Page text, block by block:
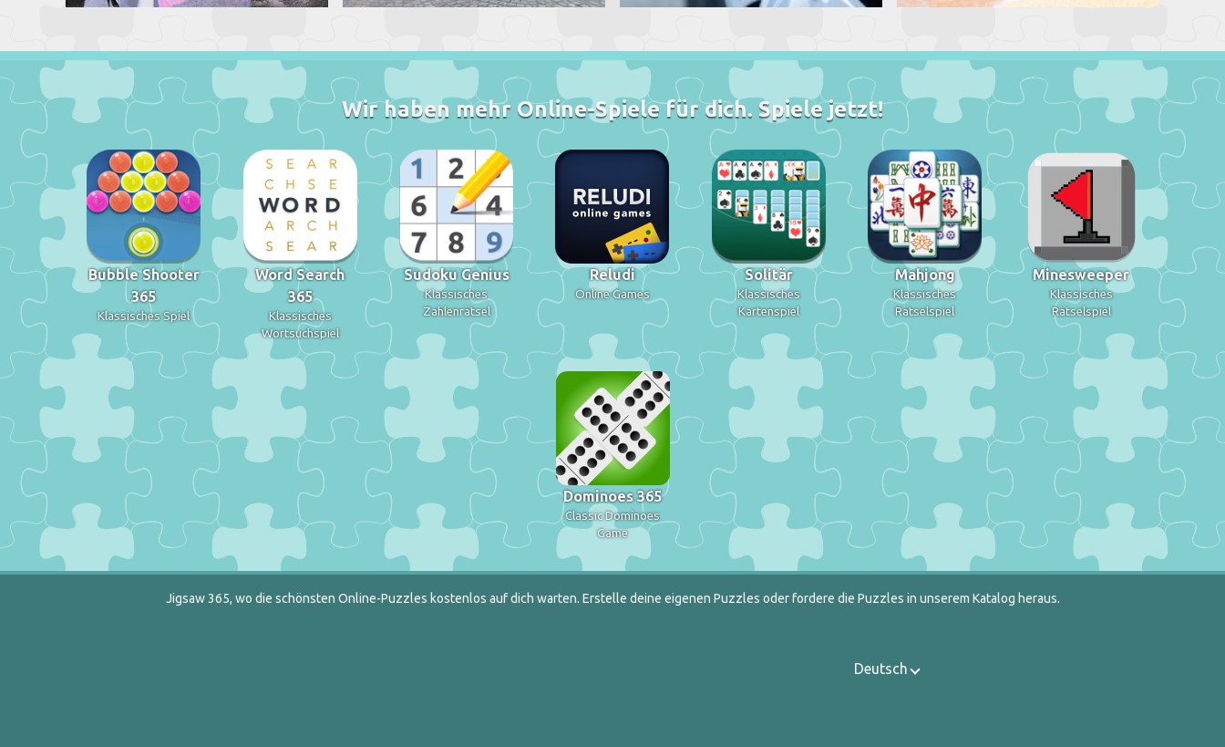
Wir haben mehr Online-Spiele für dich. Spiele jetzt!
Bubble Shooter
365
Klassisches Spiel
Word Search
365
Klassisches
Wortsuchspiel
Sudoku Genius
Klassisches
Zahlenrätsel
Reludi
Online Games
Solitär
Klassisches
Kartenspiel
Mahjong
Klassisches
Rätselspiel
Minesweeper
Klassisches
Rätselspiel
Dominoes 365
Classic Dominoes
Game
Jigsaw 365, wo die schönsten Online-Puzzles kostenlos auf dich warten. Erstelle deine eigenen Puzzles oder fordere die Puzzles in unserem Katalog heraus.
Deutsch